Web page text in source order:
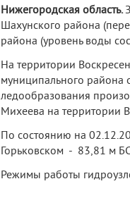
Нижегородская область.
Шахунского района
района (уровень воды
На территории
муниципального района
ледообразования
Михеева на территории
По состоянию на
Горьковском - 83,81 м
Режимы работы